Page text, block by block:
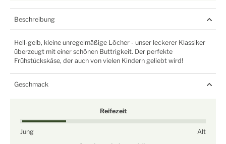
Beschreibung
Hell-gelb, kleine unregelmäßige Löcher - unser leckerer Klassiker
überzeugt mit einer schönen Buttrigkeit. Der perfekte
Frühstückskäse, der auch von vielen Kindern geliebt wird!
Geschmack
Reifezeit
Jung
Alt